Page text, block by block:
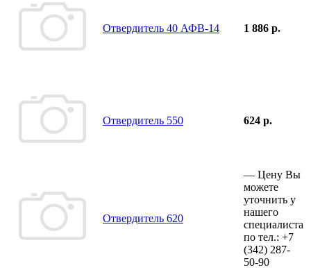
Отвердитель 40 АФВ-14 1 886 р.
Отвердитель 550 624 р.
Отвердитель 620
— Цену Вы
можете
уточнить у
нашего
специалиста
по тел.: +7
(342) 287-
50-90